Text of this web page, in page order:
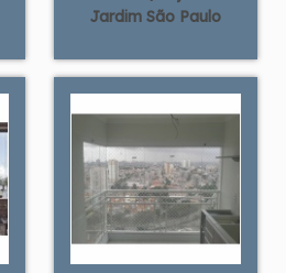
Jardim São Paulo